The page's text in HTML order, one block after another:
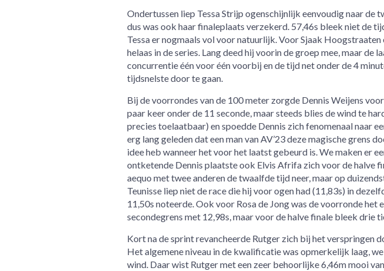
Ondertussen liep Tessa Strijp ogenschijnlijk eenvoudig naar de
dus was ook haar finaleplaats verzekerd. 57,46s bleek niet de
Tessa er nogmaals vol voor natuurlijk. Voor Sjaak
helaas in de series. Lang deed hij voorin de groep mee, maar de
concurrentie één voor één voorbij en de tijd net onder de 4
tijdsnelste door te gaan.
Bij de voorrondes van de 100 meter zorgde Dennis Weijens
paar keer onder de 11 seconde, maar steeds blies de wind te
precies toelaatbaar) en spoedde Dennis zich fenomenaal naar
erg lang geleden dat een man van AV’23 deze magische grens
idee heb wanneer het voor het laatst gebeurd is. We maken er
ontketende Dennis plaatste ook Elvis Afrifa zich voor de halve
aequo met twee anderen de twaalfde tijd neer, maar op
Teunisse liep niet de race die hij voor ogen had (11,83s) in
11,50s noteerde. Ook voor Rosa de Jong was de voorronde
secondegrens met 12,98s, maar voor de halve finale bleek drie
Kort na de sprint revancheerde Rutger zich bij het verspringen
Het algemene niveau in de kwalificatie was opmerkelijk laag,
wind. Daar wist Rutger met een zeer behoorlijke 6,46m mooi